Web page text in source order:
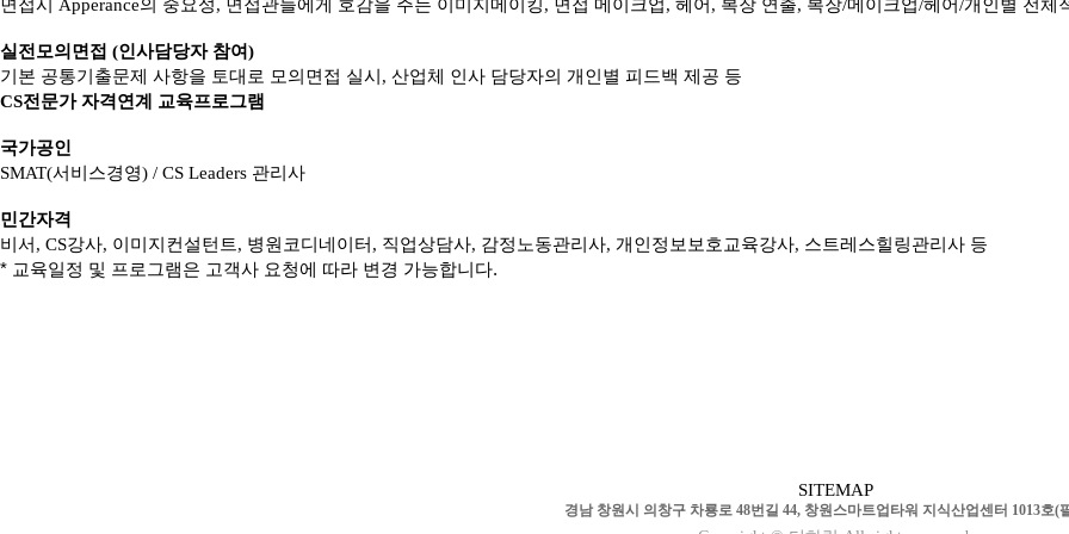
면접시 Apperance의 중요성, 면접관들에게 호감을 주는 이미지메이킹, 면접 메이크업, 헤어, 복장 연출, 복장/메이크업/헤어/개인별 전체
실전모의면접 (인사담당자 참여)
기본 공통기출문제 사항을 토대로 모의면접 실시, 산업체 인사 담당자의 개인별 피드백 제공 등
CS전문가 자격연계 교육프로그램
국가공인
SMAT(서비스경영) / CS Leaders 관리사
민간자격
비서, CS강사, 이미지컨설턴트, 병원코디네이터, 직업상담사, 감정노동관리사, 개인정보보호교육강사, 스트레스힐링관리사 등
* 교육일정 및 프로그램은 고객사 요청에 따라 변경 가능합니다.
SITEMAP
경남 창원시 의창구 차룡로 48번길 44, 창원스마트업타워 지식산업센터 1013호(